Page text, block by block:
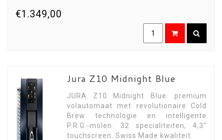
€1.349,00
Jura Z10 Midnight Blue
JURA Z10 Midnight Blue: premium
volautomaat met revolutionaire Cold
Brew technologie en intelligente
P.R.G.-molen. 32 specialiteiten, 4,3"
touchscreen. Swiss Made kwaliteit.